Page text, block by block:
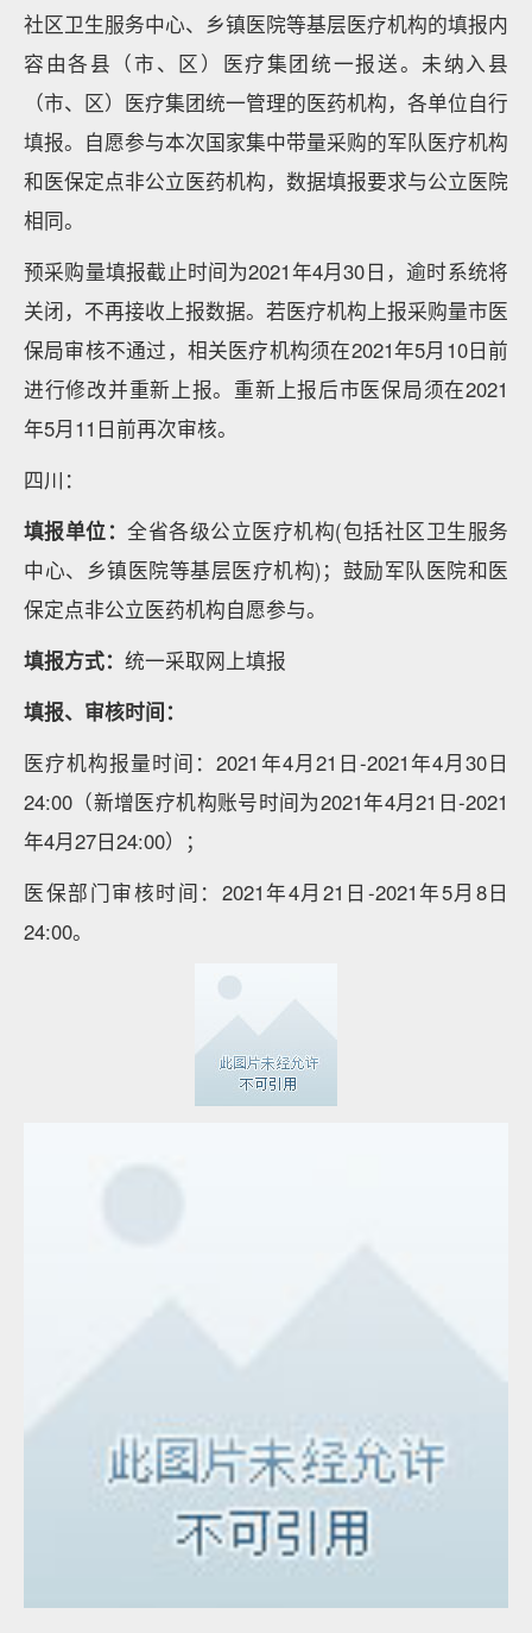
社区卫生服务中心、乡镇医院等基层医疗机构的填报内
容由各县（市、区）医疗集团统一报送。未纳入县
（市、区）医疗集团统一管理的医药机构，各单位自行
填报。自愿参与本次国家集中带量采购的军队医疗机构
和医保定点非公立医药机构，数据填报要求与公立医院
相同。
预采购量填报截止时间为2021年4月30日，逾时系统将
关闭，不再接收上报数据。若医疗机构上报采购量市医
保局审核不通过，相关医疗机构须在2021年5月10日前
进行修改并重新上报。重新上报后市医保局须在2021
年5月11日前再次审核。
四川：
填报单位：全省各级公立医疗机构(包括社区卫生服务
中心、乡镇医院等基层医疗机构)；鼓励军队医院和医
保定点非公立医药机构自愿参与。
填报方式： 统一采取网上填报
填报、审核时间：
医疗机构报量时间：2021年4月21日-2021年4月30日
24:00（新增医疗机构账号时间为2021年4月21日-2021
年4月27日24:00）；
医保部门审核时间：2021年4月21日-2021年5月8日
24:00。